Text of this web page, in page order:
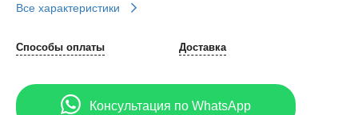
Все характеристики
Способы оплаты Доставка
Консультация по WhatsApp